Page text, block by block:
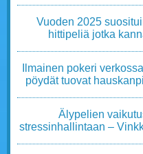
Vuoden 2025
hittipeliä jotka
Ilmainen pokeri
pöydät tuovat
Älypelien
stressinhallintaan –